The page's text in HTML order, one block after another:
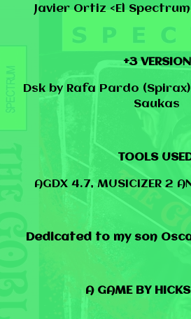
Javier Ortiz <El
+3 VERSION
Dsk by Rafa Pardo
Saukas
TOOLS
AGDX 4.7, MUSICIZER 2
Dedicated to my son
A GAME BY